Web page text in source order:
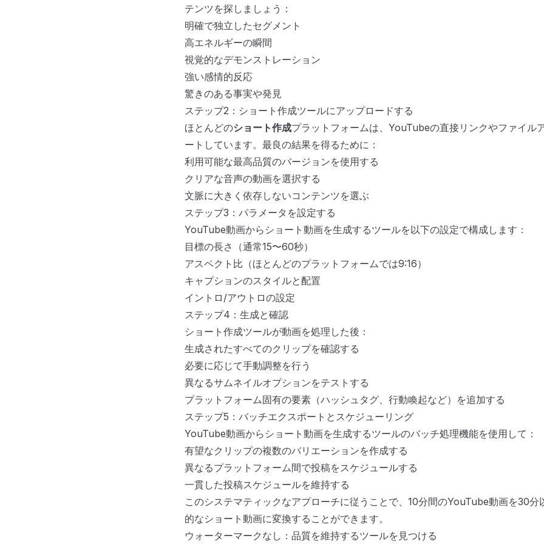
テンツを探しましょう：
明確で独立したセグメント
高エネルギーの瞬間
視覚的なデモンストレーション
強い感情的反応
驚きのある事実や発見
ステップ2：ショート作成ツールにアップロードする
ほとんどのショート作成プラットフォームは、YouTubeの直接リンクやファイル
ートしています。最良の結果を得るために：
利用可能な最高品質のバージョンを使用する
クリアな音声の動画を選択する
文脈に大きく依存しないコンテンツを選ぶ
ステップ3：パラメータを設定する
YouTube動画からショート動画を生成するツールを以下の設定で構成します：
目標の長さ（通常15〜60秒）
アスペクト比（ほとんどのプラットフォームでは9:16）
キャプションのスタイルと配置
イントロ/アウトロの設定
ステップ4：生成と確認
ショート作成ツールが動画を処理した後：
生成されたすべてのクリップを確認する
必要に応じて手動調整を行う
異なるサムネイルオプションをテストする
プラットフォーム固有の要素（ハッシュタグ、行動喚起など）を追加する
ステップ5：バッチエクスポートとスケジューリング
YouTube動画からショート動画を生成するツールのバッチ処理機能を使用して：
有望なクリップの複数のバリエーションを作成する
異なるプラットフォーム間で投稿をスケジュールする
一貫した投稿スケジュールを維持する
このシステマティックなアプローチに従うことで、10分間のYouTube動画を30分
的なショート動画に変換することができます。
ウォーターマークなし：品質を維持するツールを見つける